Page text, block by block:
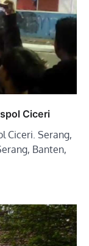
Ciceri
Ciceri. Serang,
Banten,